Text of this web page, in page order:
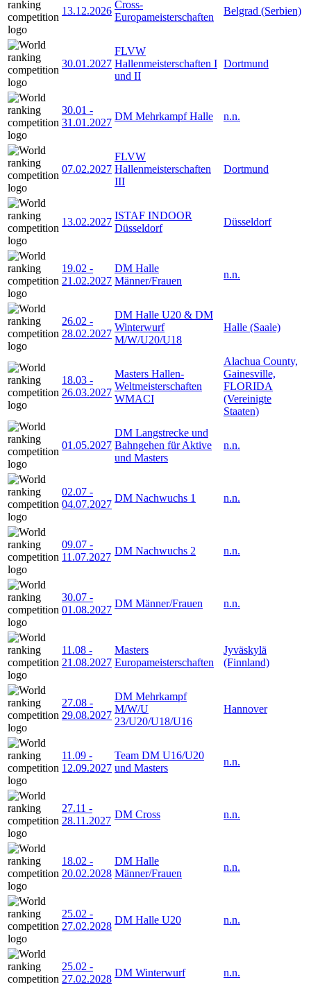
13.12.2026
Cross-
Europameisterschaften
Belgrad (Serbien)
30.01.2027
FLVW
Hallenmeisterschaften I
und II
Dortmund
30.01 -
31.01.2027
DM Mehrkampf Halle n.n.
07.02.2027
FLVW
Hallenmeisterschaften
III
Dortmund
13.02.2027
ISTAF INDOOR
Düsseldorf
Düsseldorf
19.02 -
21.02.2027
DM Halle
Männer/Frauen
n.n.
26.02 -
28.02.2027
DM Halle U20 & DM
Winterwurf
M/W/U20/U18
Halle (Saale)
18.03 -
26.03.2027
Masters Hallen-
Weltmeisterschaften
WMACI
Alachua County,
Gainesville,
FLORIDA
(Vereinigte
Staaten)
01.05.2027
DM Langstrecke und
Bahngehen für Aktive
und Masters
n.n.
02.07 -
04.07.2027
DM Nachwuchs 1 n.n.
09.07 -
11.07.2027
DM Nachwuchs 2 n.n.
30.07 -
01.08.2027
DM Männer/Frauen n.n.
11.08 -
21.08.2027
Masters
Europameisterschaften
Jyväskylä
(Finnland)
27.08 -
29.08.2027
DM Mehrkampf
M/W/U
23/U20/U18/U16
Hannover
11.09 -
12.09.2027
Team DM U16/U20
und Masters
n.n.
27.11 -
28.11.2027
DM Cross n.n.
18.02 -
20.02.2028
DM Halle
Männer/Frauen
n.n.
25.02 -
27.02.2028
DM Halle U20 n.n.
25.02 -
27.02.2028
DM Winterwurf n.n.